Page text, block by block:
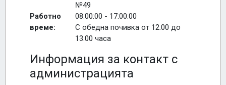
№49
Работно
време:
08:00:00 - 17:00:00
С обедна почивка от 12.00 до
13.00 часа
Информация за контакт с
администрацията